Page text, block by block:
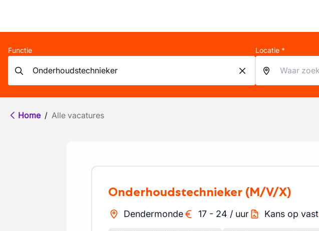
Functie Locatie *
Home / Alle vacatures
Onderhoudstechnieker (M/V/X)
Dendermonde 17 - 24 / uur Kans op vast